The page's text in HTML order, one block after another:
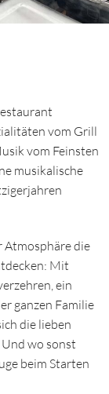
vom Grill
vom Feinsten
musikalische
Atmosphäre die
Mit
ein
ganzen Familie
die lieben
wo sonst
beim Starten